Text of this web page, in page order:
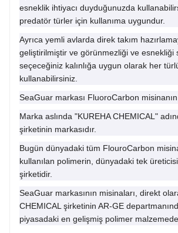
esneklik ihtiyacı duyduğunuzda
predatör türler için kullanıma uygundur.
Ayrıca yemli avlarda direk takım
geliştirilmiştir ve görünmezliği ve esnekliği
seçeceğiniz kalınlığa uygun olarak her
kullanabilirsiniz.
SeaGuar markası FluoroCarbon
Marka aslında "KUREHA CHEMICAL"
şirketinin markasıdır.
Bugün dünyadaki tüm FlouroCarbon
kullanılan polimerin, dünyadaki tek
şirketidir.
SeaGuar markasının misinaları, direkt
CHEMICAL şirketinin AR-GE
piyasadaki en gelişmiş polimer